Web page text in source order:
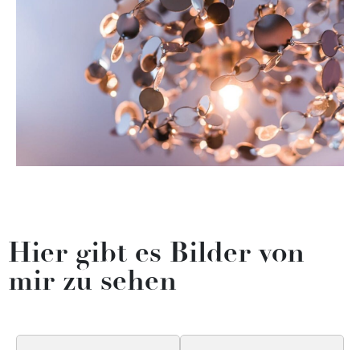
Hier gibt es Bilder von
mir zu sehen​